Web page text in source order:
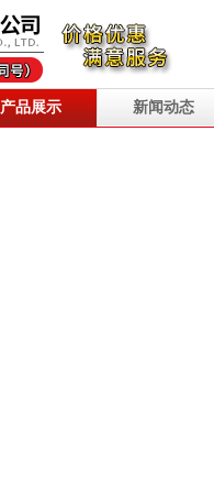
产品展示 新闻动态